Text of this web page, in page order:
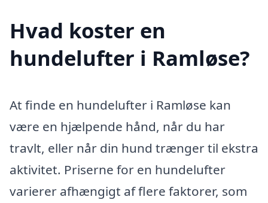
Hvad koster en
hundelufter i Ramløse?
At finde en hundelufter i Ramløse kan
være en hjælpende hånd, når du har
travlt, eller når din hund trænger til ekstra
aktivitet. Priserne for en hundelufter
varierer afhængigt af flere faktorer, som